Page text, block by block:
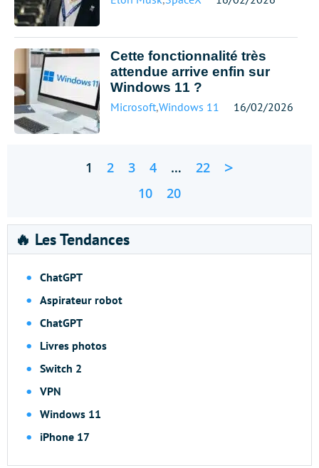
Cette fonctionnalité très
attendue arrive enfin sur
Windows 11 ?
Microsoft,Windows 11 16/02/2026
1 2 3 4 … 22 >
10 20
🔥 Les Tendances
ChatGPT
Aspirateur robot
ChatGPT
Livres photos
Switch 2
VPN
Windows 11
iPhone 17